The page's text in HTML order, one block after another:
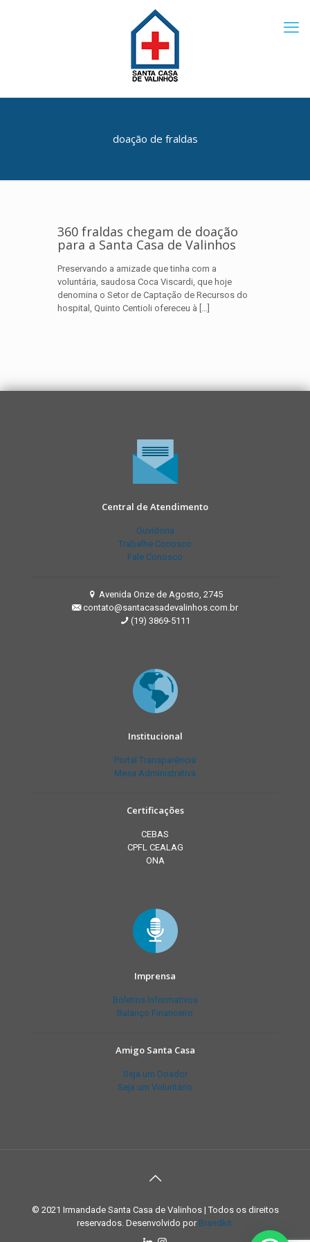
doação de fraldas
360 fraldas chegam de doação
para a Santa Casa de Valinhos
Preservando a amizade que tinha com a
voluntária, saudosa Coca Viscardi, que hoje
denomina o Setor de Captação de Recursos do
hospital, Quinto Centioli ofereceu à […]
Central de Atendimento
Ouvidoria
Trabalhe Conosco
Fale Conosco
Avenida Onze de Agosto, 2745
contato@santacasadevalinhos.com.br
(19) 3869-5111
Institucional
Portal Transparência
Mesa Administrativa
Certificações
CEBAS
CPFL CEALAG
ONA
Imprensa
Boletins Informativos
Balanço Financeiro
Amigo Santa Casa
Seja um Doador
Seja um Voluntário
© 2021 Irmandade Santa Casa de Valinhos | Todos os direitos
reservados. Desenvolvido por Brandkit.